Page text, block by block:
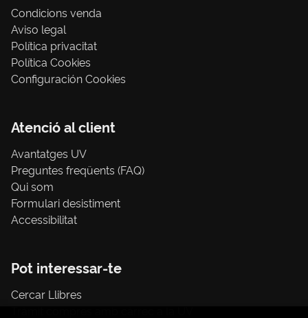
Condicions venda
Aviso legal
Política privacitat
Política Cookies
Configuración Cookies
Atenció al client
Avantatges UV
Preguntes freqüents (FAQ)
Qui som
Formulari desistiment
Accessibilitat
Pot interessar-te
Cercar Llibres